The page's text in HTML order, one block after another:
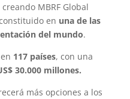
MBRF Global
en una de las
del mundo.
117 países, con una
30.000 millones.
más opciones a los